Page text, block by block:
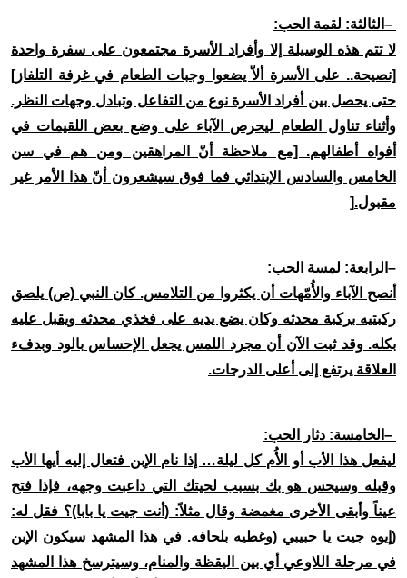
– الثالثة: لقمة الحب:
لا تتم هذه الوسيلة إلا وأفراد الأسرة مجتمعون على سفرة واحدة
[نصيحة.. على الأسرة ألاّ يضعوا وجبات الطعام في غرفة التلفاز]
حتى يحصل بين أفراد الأسرة نوع من التفاعل وتبادل وجهات النظر.
وأثناء تناول الطعام ليحرص الآباء على وضع بعض اللقيمات في
أفواه أطفالهم. [مع ملاحظة أنّ المراهقين ومن هم في سن
الخامس والسادس الإبتدائي فما فوق سيشعرون أنّ هذا الأمر غير
مقبول.
[
– الرابعة: لمسة الحب:
أنصح الآباء والأُمّهات أن يكثروا من التلامس. كان النبي (ص) يلصق
ركبتيه بركبة محدثه وكان يضع يديه على فخذي محدثه ويقبل عليه
بكله. وقد ثبت الآن أن مجرد اللمس يجعل الإحساس بالود وبدفء
العلاقة يرتفع إلى أعلى الدرجات.
– الخامسة: دثار الحب:
ليفعل هذا الأب أو الأُم كل ليلة… إذا نام الإبن فتعال إليه أيها الأب
وقبله وسيحس هو بك بسبب لحيتك التي داعبت وجهه، فإذا فتح
عيناً وأبقى الأخرى مغمضة وقال مثلاً: (أنت جيت يا بابا)؟ فقل له:
(إيوه جيت يا حبيبي )وغطيه بلحافه. في هذا المشهد سيكون الإبن
في مرحلة اللاوعي أي بين اليقظة والمنام، وسيترسخ هذا المشهد